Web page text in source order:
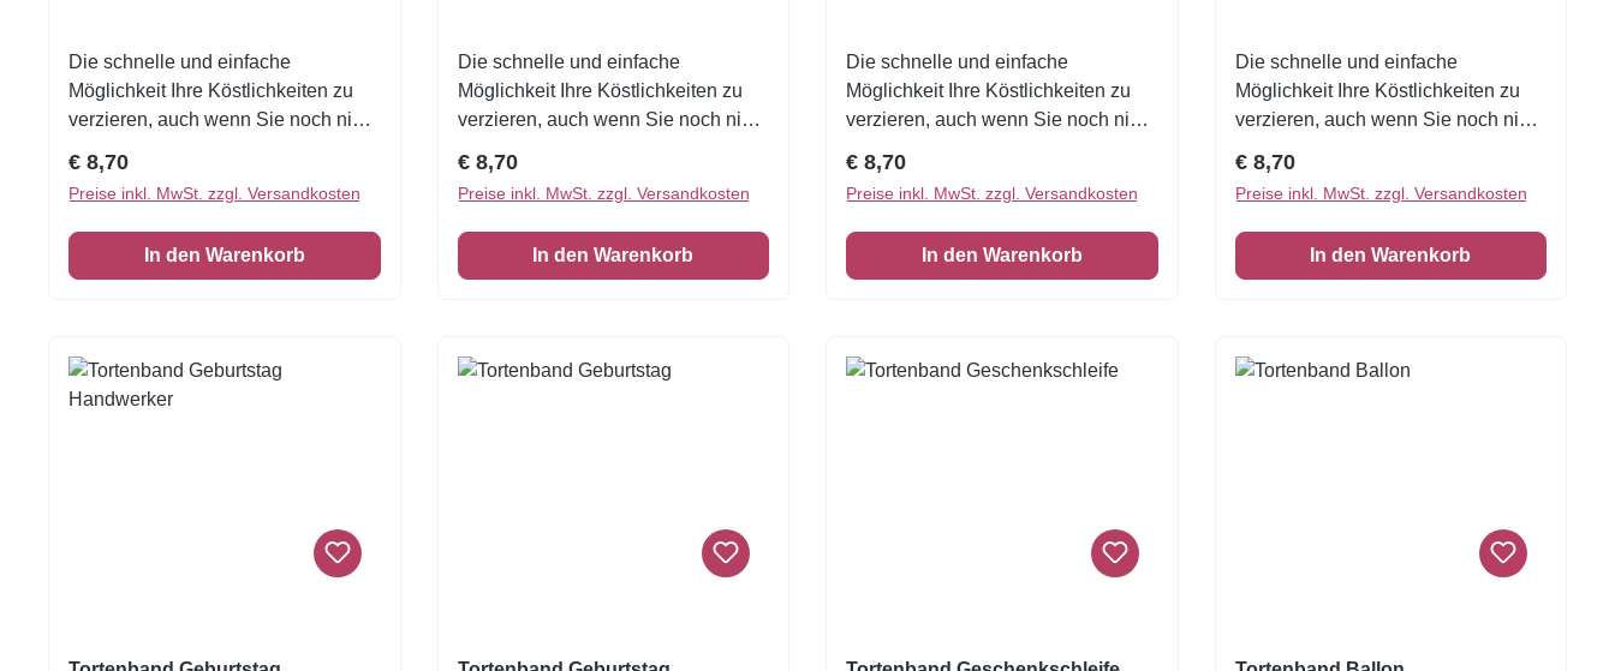
Die schnelle und einfache
Möglichkeit Ihre Köstlichkeiten zu
verzieren, auch wenn Sie noch nie
wunderschöne Tortenumrandung
essbar 1 VE = 3 Stück Zuckerfolie
6,5 x 26 cm
Regulärer Preis:
€ 8,70
Preise inkl. MwSt. zzgl. Versandkosten
In den Warenkorb
Die schnelle und einfache
Möglichkeit Ihre Köstlichkeiten zu
verzieren, auch wenn Sie noch nie
wunderschöne Tortenumrandung
essbar1 VE = 3 Stück Zuckerfolie
6,5 x 26 cm
Regulärer Preis:
€ 8,70
Preise inkl. MwSt. zzgl. Versandkosten
In den Warenkorb
Die schnelle und einfache
Möglichkeit Ihre Köstlichkeiten zu
verzieren, auch wenn Sie noch nie
wunderschöne Tortenumrandung
essbar 1 VE = 3 Stück Zuckerfolie
6,5 x 26 cm
Regulärer Preis:
€ 8,70
Preise inkl. MwSt. zzgl. Versandkosten
In den Warenkorb
Die schnelle und einfache
Möglichkeit Ihre Köstlichkeiten zu
verzieren, auch wenn Sie noch nie
wunderschöne Tortenumrandung
essbar1 VE = 3 Stück Zuckerfolie
6,5 x 26 cm
Regulärer Preis:
€ 8,70
Preise inkl. MwSt. zzgl. Versandkosten
In den Warenkorb